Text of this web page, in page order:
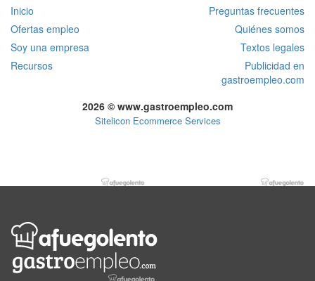
Inicio
Preguntas frecuentes
Ofertas empleo
Quiénes somos
Soy una empresa
Textos legales
Recursos
Publicidad en
gastroempleo.com
2026 © www.gastroempleo.com
Sitelicon Ecommerce Services